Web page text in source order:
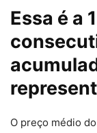
Essa é a
O preço médio